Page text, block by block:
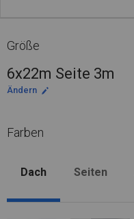
Größe
6x22m Seite 3m
Ändern
Farben
Dach Seiten